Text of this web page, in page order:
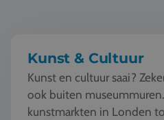
Kunst & Cultuur
Kunst en cultuur saai?
ook buiten
kunstmarkten in Londen